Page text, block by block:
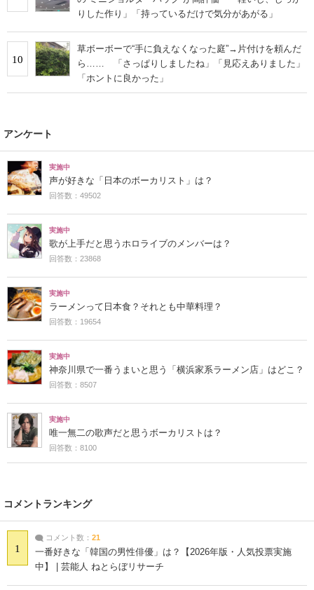
りした作り」「持っているだけで気分があがる」
10
草ボーボーで“手に負えなくなった庭”→片付けを頼んだ
ら…… 「さっぱりしましたね」「見応えありました」
「ホントに良かった」
アンケート
実施中
声が好きな「日本のボーカリスト」は？
回答数：49502
実施中
歌が上手だと思うホロライブのメンバーは？
回答数：23868
実施中
ラーメンって日本食？それとも中華料理？
回答数：19654
実施中
神奈川県で一番うまいと思う「横浜家系ラーメン店」はどこ？
回答数：8507
実施中
唯一無二の歌声だと思うボーカリストは？
回答数：8100
コメントランキング
1
コメント数： 21
一番好きな「韓国の男性俳優」は？【2026年版・人気投票実施
中】 | 芸能人 ねとらぼリサーチ